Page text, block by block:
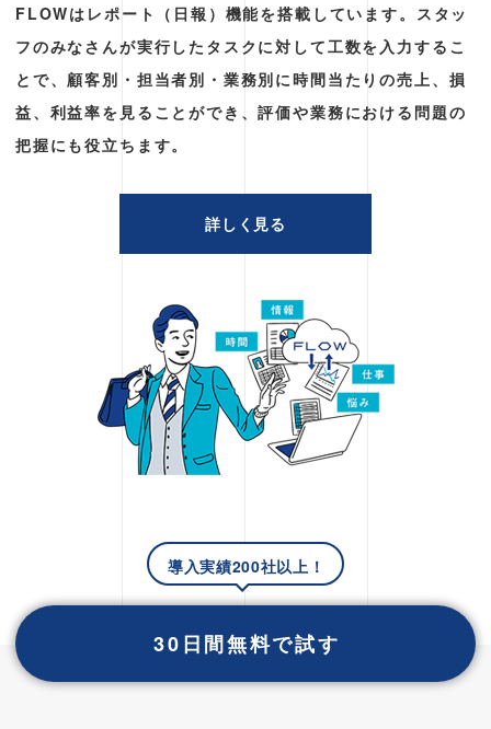
FLOWはレポート（⽇報）機能を搭載しています。スタッ
フのみなさんが実⾏したタスクに対して⼯数を⼊⼒するこ
とで、顧客別・担当者別・業務別に時間当たりの売上、損
益、利益率を⾒ることができ、評価や業務における問題の
把握にも役⽴ちます。
詳しく見る
30日間無料で試す
導入実績200社以上！